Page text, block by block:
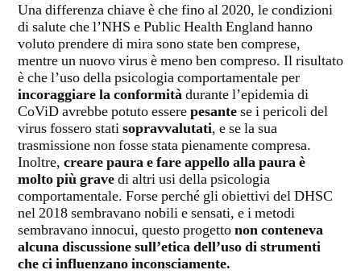
Una differenza chiave è che fino al 2020, le condizioni
di salute che l’NHS e Public Health England hanno
voluto prendere di mira sono state ben comprese,
mentre un nuovo virus è meno ben compreso. Il risultato
è che l’uso della psicologia comportamentale per
incoraggiare la conformitàdurante l’epidemia di
CoViD avrebbe potuto esserepesantese i pericoli del
virus fossero statisopravvalutati, e se la sua
trasmissione non fosse stata pienamente compresa.
Inoltre, creare paura e fare appello alla paura è
molto più gravedi altri usi della psicologia
comportamentale. Forse perché gli obiettivi del DHSC
nel 2018 sembravano nobili e sensati, e i metodi
sembravano innocui, questo progettonon conteneva
alcuna discussione sull’etica dell’uso di strumenti
che ci influenzano inconsciamente.